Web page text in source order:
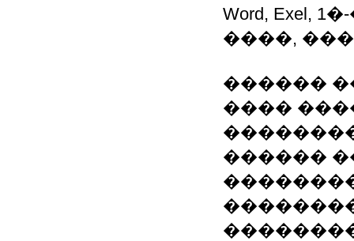
Word,
����,
������
����
������